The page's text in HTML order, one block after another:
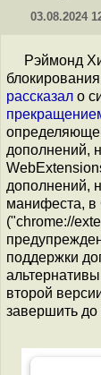
03.08.2024
Рэймонд
рассказал о
дополнений,
дополнений,
манифеста, в
("chrome://
поддержки
второй
завершить до